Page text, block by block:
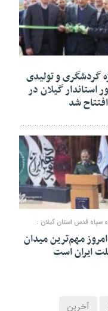
گردشگری و تولیدی
استاندار گیلان در
شد
سپاه قدس استان گیلان :
مهم‌ترین میدان
ایران است
آخرین